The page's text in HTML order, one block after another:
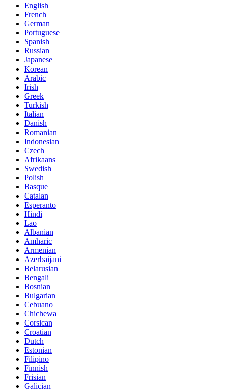
English
French
German
Portuguese
Spanish
Russian
Japanese
Korean
Arabic
Irish
Greek
Turkish
Italian
Danish
Romanian
Indonesian
Czech
Afrikaans
Swedish
Polish
Basque
Catalan
Esperanto
Hindi
Lao
Albanian
Amharic
Armenian
Azerbaijani
Belarusian
Bengali
Bosnian
Bulgarian
Cebuano
Chichewa
Corsican
Croatian
Dutch
Estonian
Filipino
Finnish
Frisian
Galician